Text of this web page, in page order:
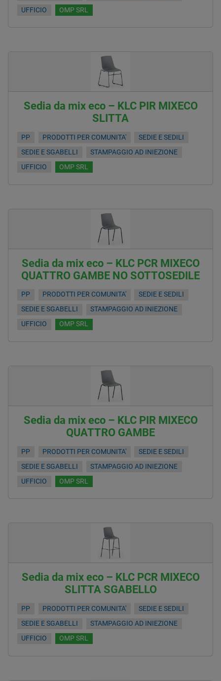
UFFICIO
OMP SRL
Sedia da mix eco – KLC PIR MIXECO
SLITTA
PP PRODOTTI PER COMUNITA'
SEDIE E SEDILI
SEDIE E SGABELLI
STAMPAGGIO AD INIEZIONE
UFFICIO
OMP SRL
Sedia da mix eco – KLC PCR MIXECO
QUATTRO GAMBE NO SOTTOSEDILE
PP PRODOTTI PER COMUNITA'
SEDIE E SEDILI
SEDIE E SGABELLI
STAMPAGGIO AD INIEZIONE
UFFICIO
OMP SRL
Sedia da mix eco – KLC PIR MIXECO
QUATTRO GAMBE
PP PRODOTTI PER COMUNITA'
SEDIE E SEDILI
SEDIE E SGABELLI
STAMPAGGIO AD INIEZIONE
UFFICIO
OMP SRL
Sedia da mix eco – KLC PCR MIXECO
SLITTA SGABELLO
PP PRODOTTI PER COMUNITA'
SEDIE E SEDILI
SEDIE E SGABELLI
STAMPAGGIO AD INIEZIONE
UFFICIO
OMP SRL